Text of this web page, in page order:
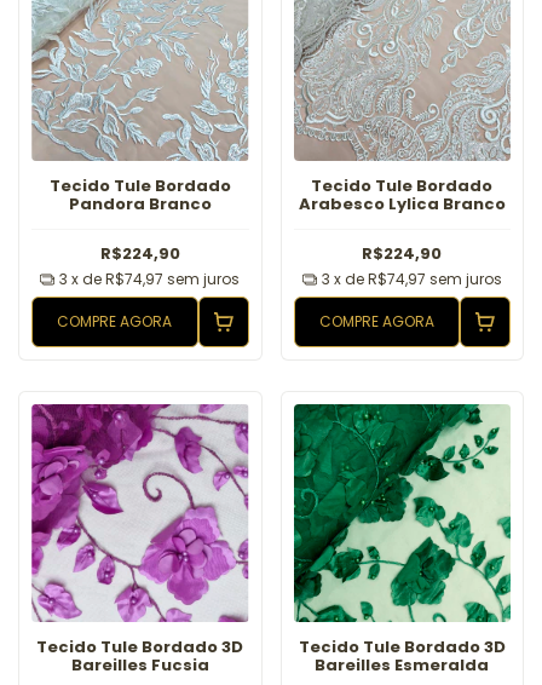
Tecido Tule Bordado
Pandora Branco
R$224,90
3 x deR$74,97 sem juros
COMPRE AGORA
Tecido Tule Bordado
Arabesco Lylica Branco
R$224,90
3 x deR$74,97 sem juros
COMPRE AGORA
Tecido Tule Bordado 3D
Bareilles Fucsia
Tecido Tule Bordado 3D
Bareilles Esmeralda